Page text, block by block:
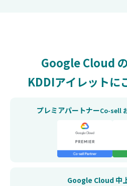
Google Cloud の
KDDIアイレットに
プレミアパートナーCo-sell
Google Cloud 中